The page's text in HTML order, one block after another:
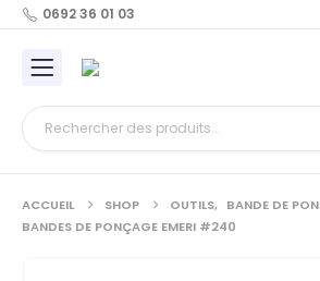
0692 36 01 03
ACCUEIL SHOP OUTILS, BANDE DE
BANDES DE PONÇAGE EMERI #240